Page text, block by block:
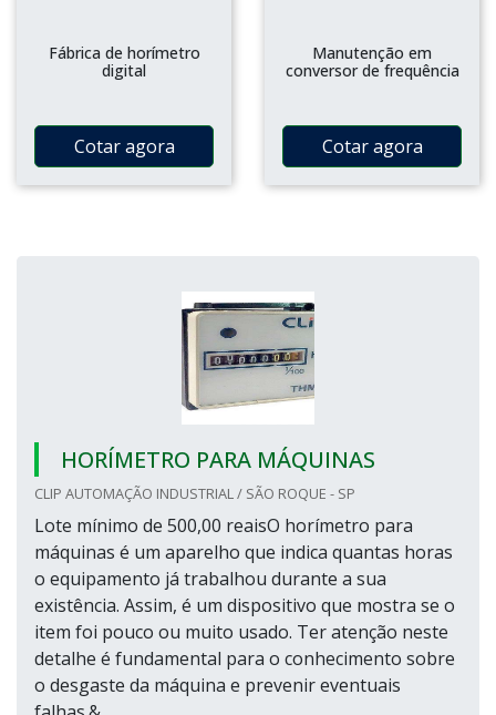
Fábrica de horímetro
digital
Cotar agora
Manutenção em
conversor de frequência
Cotar agora
HORÍMETRO PARA MÁQUINAS
CLIP AUTOMAÇÃO INDUSTRIAL / SÃO ROQUE - SP
Lote mínimo de 500,00 reaisO horímetro para
máquinas é um aparelho que indica quantas horas
o equipamento já trabalhou durante a sua
existência. Assim, é um dispositivo que mostra se o
item foi pouco ou muito usado. Ter atenção neste
detalhe é fundamental para o conhecimento sobre
o desgaste da máquina e prevenir eventuais